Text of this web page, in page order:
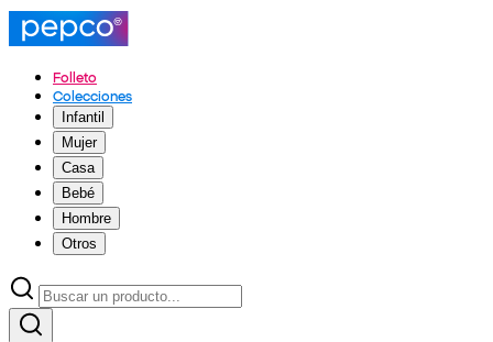
Folleto
Colecciones
Infantil
Mujer
Casa
Bebé
Hombre
Otros